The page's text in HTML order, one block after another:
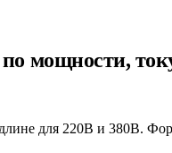
мощности,
длине для 220В и 380В.